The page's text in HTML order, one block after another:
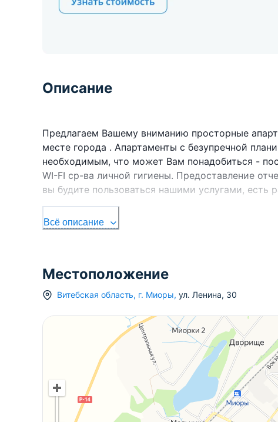
Описание
Предлагаем Вашему вниманию просторные
месте города . Апартаменты с безупречной
необходимым, что может Вам понадобиться -
WI-FI ср-ва личной гигиены. Предоставление
вы будите пользоваться нашими услугами,
Всё описание
Местоположение
Витебская область, г. Миоры, ул. Ленина, 30